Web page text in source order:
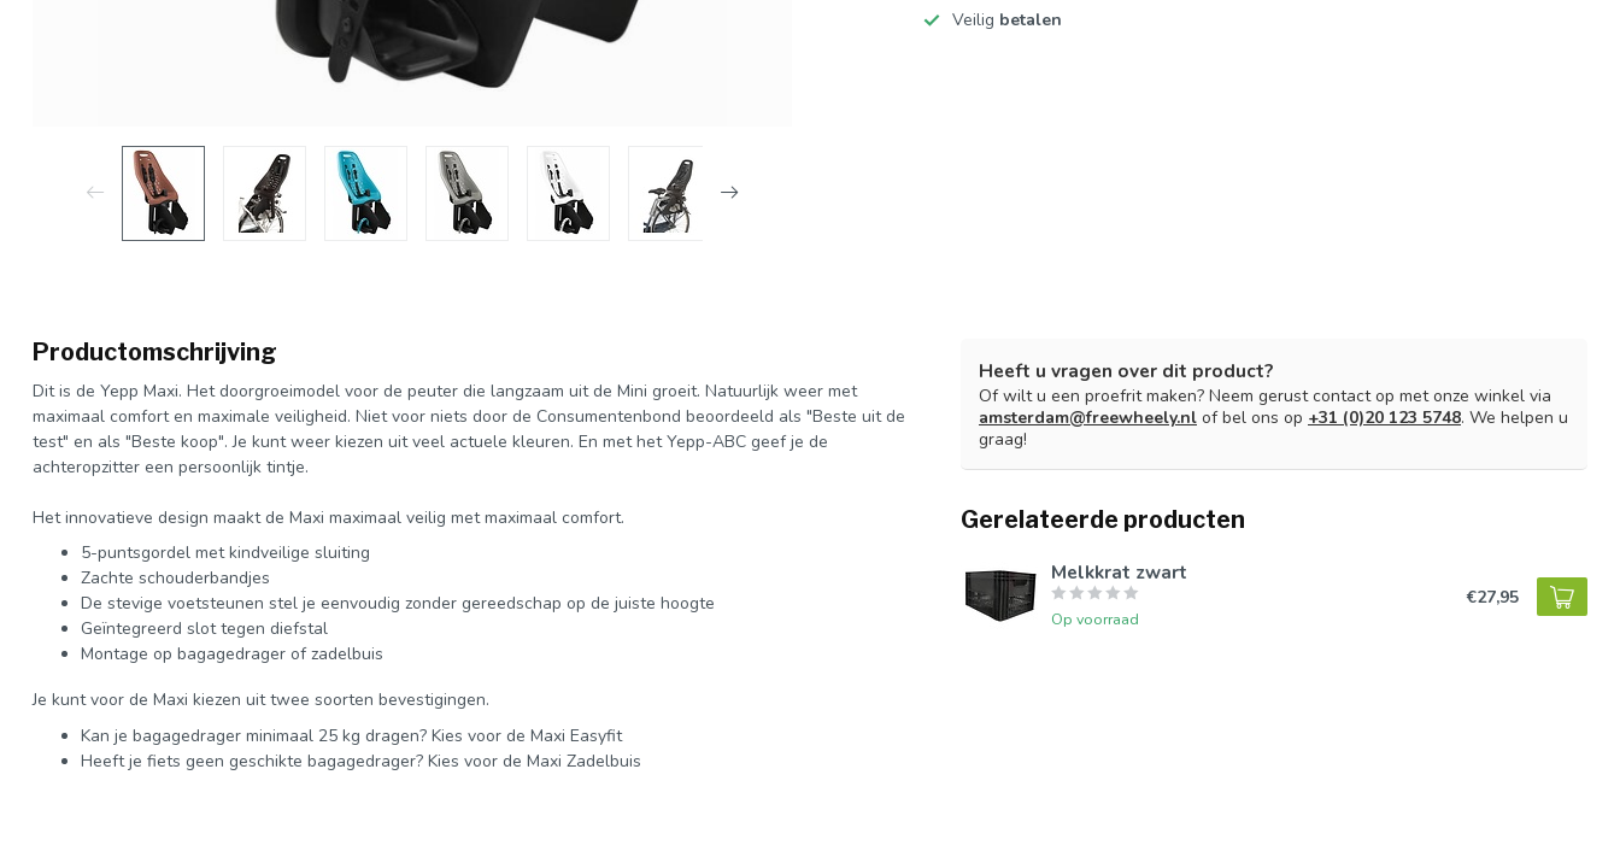
Veilig betalen
Productomschrijving
Dit is de Yepp Maxi. Het doorgroeimodel voor de peuter die langzaam uit de Mini groeit. Natuurlijk weer met
maximaal comfort en maximale veiligheid. Niet voor niets door de Consumentenbond beoordeeld als "Beste uit de
test" en als "Beste koop". Je kunt weer kiezen uit veel actuele kleuren. En met het Yepp-ABC geef je de
achteropzitter een persoonlijk tintje.
Het innovatieve design maakt de Maxi maximaal veilig met maximaal comfort.
5-puntsgordel met kindveilige sluiting
Zachte schouderbandjes
De stevige voetsteunen stel je eenvoudig zonder gereedschap op de juiste hoogte
Geïntegreerd slot tegen diefstal
Montage op bagagedrager of zadelbuis
Je kunt voor de Maxi kiezen uit twee soorten bevestigingen.
Kan je bagagedrager minimaal 25 kg dragen? Kies voor de Maxi Easyfit
Heeft je fiets geen geschikte bagagedrager? Kies voor de Maxi Zadelbuis
Heeft u vragen over dit product?
Of wilt u een proefrit maken? Neem gerust contact op met onze winkel via
amsterdam@freewheely.nl of bel ons op +31 (0)20 123 5748. We helpen u
graag!
Gerelateerde producten
Melkkrat zwart
Op voorraad
€27,95